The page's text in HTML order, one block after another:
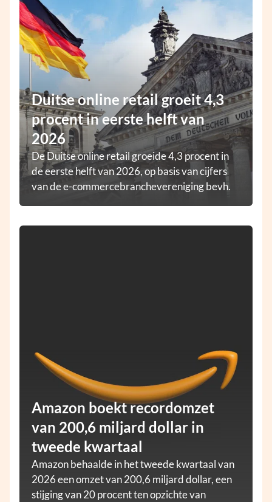
Duitse online retail groeit 4,3
procent in eerste helft van
2026
De Duitse online retail groeide 4,3 procent in
de eerste helft van 2026, op basis van cijfers
van de e-commercebranchevereniging bevh.
Amazon boekt recordomzet
van 200,6 miljard dollar in
tweede kwartaal
Amazon behaalde in het tweede kwartaal van
2026 een omzet van 200,6 miljard dollar, een
stijging van 20 procent ten opzichte van